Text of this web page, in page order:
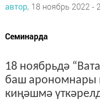
автор, 18 ноябрь 2022 -
Семинарда
18 ноябрьдә
баш арономнары
киңәшмә